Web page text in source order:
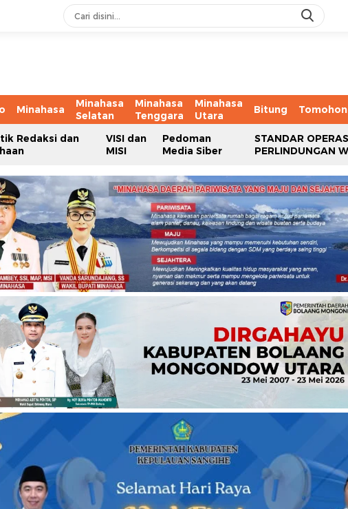
Minahasa
Minahasa
Selatan
Minahasa
Tenggara
Minahasa
Utara
Bitung Tomohon
Redaksi dan
VISI dan
MISI
Pedoman
Media Siber
STANDAR
PERLINDUNGAN